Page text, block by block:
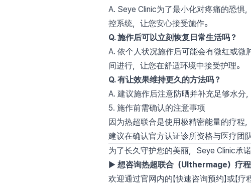
A. Seye Clinic为了最小化对疼痛的恐惧
控系统，让您安心接受施作。
Q. 施作后可以立刻恢复日常生活吗？
A. 依个人状况施作后可能会有微红或微
间进行，让您在舒适环境中接受护理。
Q. 有让效果维持更久的方法吗？
A. 建议施作后注意防晒并补充足够水分
5. 施作前需确认的注意事项
因为热超联合是使用极精密能量的疗程
建议在确认官方认证诊所资格与医疗团
为了长久守护您的美丽，Seye Clinic承
▶ 想咨询热超联合（Ulthermage）疗程
欢迎通过官网内的【快速咨询预约】或【疗